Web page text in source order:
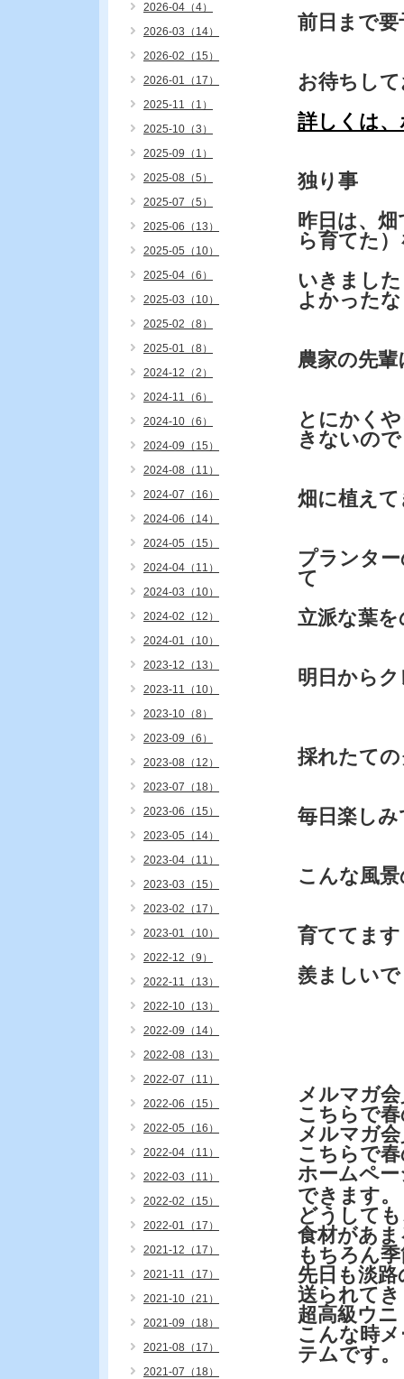
前日まで
お待ちし
詳しくは
独り事
昨日は、
ら育てた
いきまし
よかった
農家の先
とにかく
きないので
畑に植え
プランタ
て
立派な葉
明日から
採れたて
毎日楽し
こんな風
育ててます
羨ましい
メルマガ
こちらで
メルマガ
こちらで
ホームペー
できます。
どうして
食材があ
もちろん
先日も淡
送られて
超高級ウニ
こんな時
テムです。
2026-04（4）
2026-03（14）
2026-02（15）
2026-01（17）
2025-11（1）
2025-10（3）
2025-09（1）
2025-08（5）
2025-07（5）
2025-06（13）
2025-05（10）
2025-04（6）
2025-03（10）
2025-02（8）
2025-01（8）
2024-12（2）
2024-11（6）
2024-10（6）
2024-09（15）
2024-08（11）
2024-07（16）
2024-06（14）
2024-05（15）
2024-04（11）
2024-03（10）
2024-02（12）
2024-01（10）
2023-12（13）
2023-11（10）
2023-10（8）
2023-09（6）
2023-08（12）
2023-07（18）
2023-06（15）
2023-05（14）
2023-04（11）
2023-03（15）
2023-02（17）
2023-01（10）
2022-12（9）
2022-11（13）
2022-10（13）
2022-09（14）
2022-08（13）
2022-07（11）
2022-06（15）
2022-05（16）
2022-04（11）
2022-03（11）
2022-02（15）
2022-01（17）
2021-12（17）
2021-11（17）
2021-10（21）
2021-09（18）
2021-08（17）
2021-07（18）